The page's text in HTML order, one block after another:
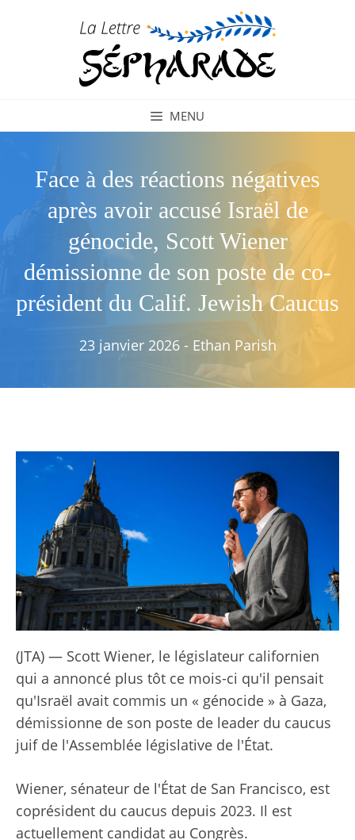
MENU
Face à des réactions négatives
après avoir accusé Israël de
génocide, Scott Wiener
démissionne de son poste de co-
président du Calif. Jewish Caucus
23 janvier 2026 - Ethan Parish
(JTA) — Scott Wiener, le législateur californien
qui a annoncé plus tôt ce mois-ci qu'il pensait
qu'Israël avait commis un « génocide » à Gaza,
démissionne de son poste de leader du caucus
juif de l'Assemblée législative de l'État.
Wiener, sénateur de l'État de San Francisco, est
coprésident du caucus depuis 2023. Il est
actuellement candidat au Congrès.